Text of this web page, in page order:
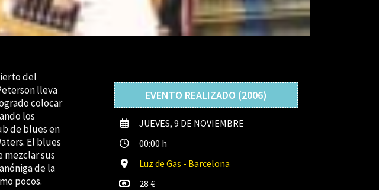
EVENTO REALIZADO (2006)
JUEVES, 9 DE NOVIEMBRE
00:00 h
Luz de Gas - Barcelona
28 €
del
lleva
colocar
los
de blues en
El blues
sus
de la
pocos.